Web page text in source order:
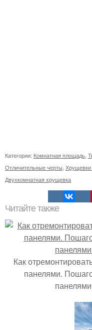
Категории: Комнатная площадь
Отличительные черты
Двухкомнатная хрущевка
Читайте также
Как
панелями.